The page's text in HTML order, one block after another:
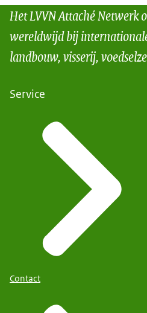
Het LVVN Attaché Netwerk
wereldwijd bij
landbouw, visserij,
Service
Contact